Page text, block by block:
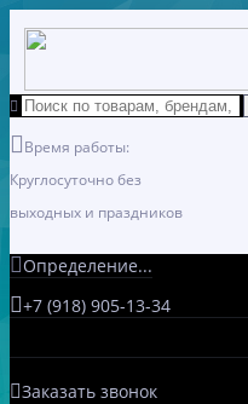
Время работы:
Круглосуточно без
выходных и праздников
Определение...
+7 (918) 905-13-34
Заказать звонок